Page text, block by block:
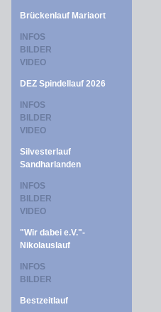
Brückenlauf Mariaort
INFOS
BILDER
VIDEO
DEZ Spindellauf 2026
INFOS
BILDER
VIDEO
Silvesterlauf
Sandharlanden
INFOS
BILDER
VIDEO
"Wir dabei e.V."-
Nikolauslauf
INFOS
BILDER
Bestzeitlauf